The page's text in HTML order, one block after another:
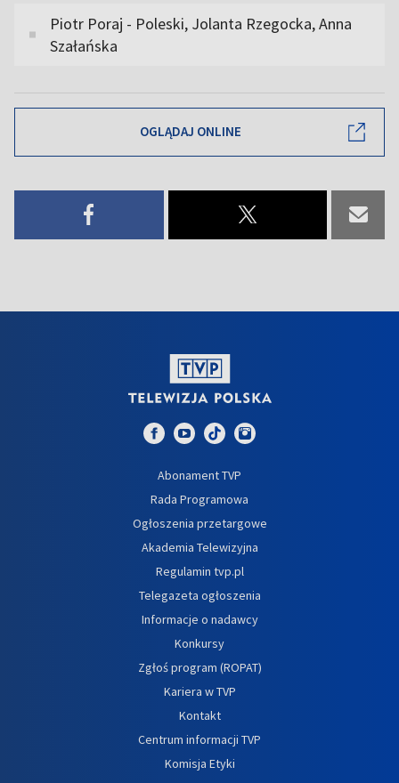
Piotr Poraj - Poleski, Jolanta Rzegocka, Anna
Szałańska
OGLĄDAJ ONLINE
Abonament TVP
Rada Programowa
Ogłoszenia przetargowe
Akademia Telewizyjna
Regulamin tvp.pl
Telegazeta ogłoszenia
Informacje o nadawcy
Konkursy
Zgłoś program (ROPAT)
Kariera w TVP
Kontakt
Centrum informacji TVP
Komisja Etyki